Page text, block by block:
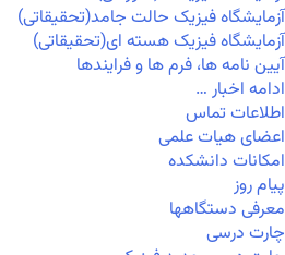
آزمایشگاه فیزیک حالت جامد(تحقیقاتی)
آزمایشگاه فیزیک هسته ای(تحقیقاتی)
آیین نامه ها، فرم ها و فرایندها
ادامه اخبار …
اطلاعات تماس
اعضای هیات علمی
امکانات دانشکده
پیام روز
معرفی دستگاهها
چارت درسی